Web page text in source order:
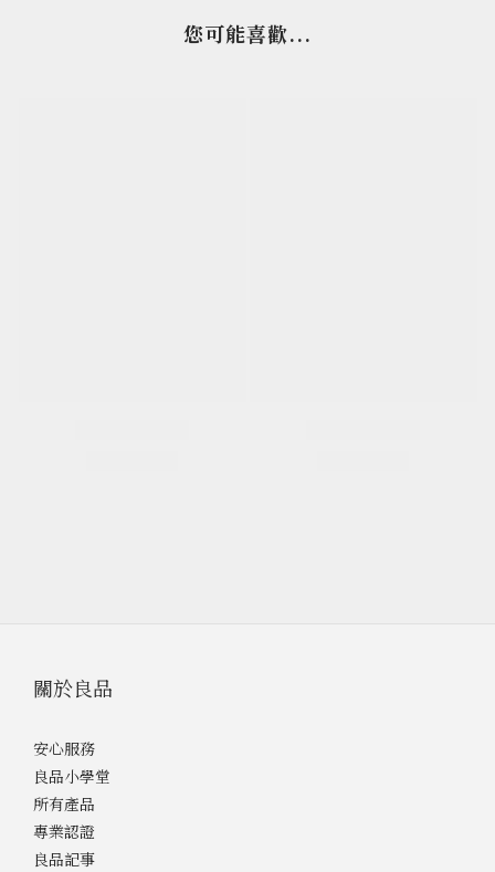
您可能喜歡...
關於良品
安心服務
良品小學堂
所有產品
專業認證
良品記事